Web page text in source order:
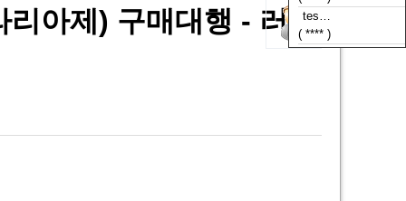
아제) 구매대행 - 러시tes…
( **** )